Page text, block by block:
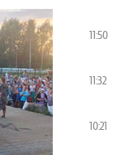
11:50
11:32
10:21